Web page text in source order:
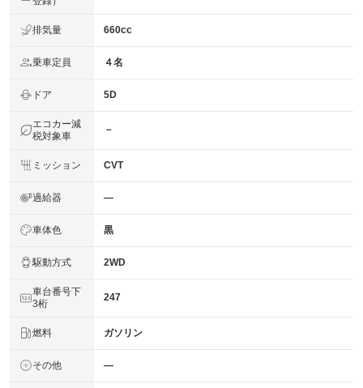
排気量 660cc
乗車定員 ４名
ドア 5D
エコカー減
税対象車
－
ミッション CVT
過給器 ―
車体色 黒
駆動方式 2WD
車台番号下
3桁
247
燃料 ガソリン
その他 ―